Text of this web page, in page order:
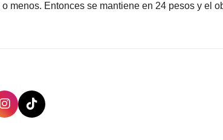
menos. Entonces se mantiene en 24 pesos y el